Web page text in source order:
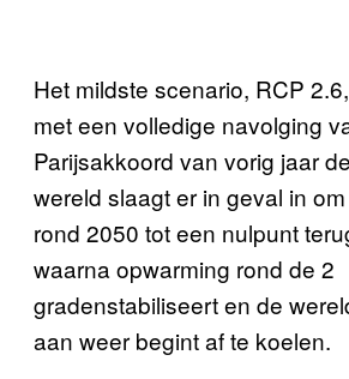
Het mildste scenario, RCP
met een volledige navolging
Parijsakkoord van vorig jaar
wereld slaagt er in geval in
rond 2050 tot een nulpunt
waarna opwarming rond de 2
gradenstabiliseert en de
aan weer begint af te koelen.